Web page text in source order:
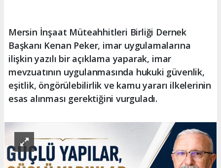
Mersin İnşaat Müteahhitleri Birliği Dernek
Başkanı Kenan Peker, imar uygulamalarına
ilişkin yazılı bir açıklama yaparak, imar
mevzuatının uygulanmasında hukuki güvenlik,
eşitlik, öngörülebilirlik ve kamu yararı ilkelerinin
esas alınması gerektiğini vurguladı.